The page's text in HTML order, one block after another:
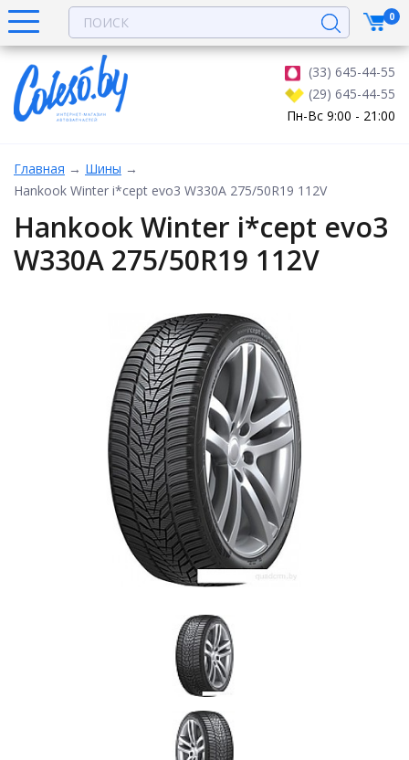
(33) 645-44-55
(29) 645-44-55
Пн-Вс 9:00 - 21:00
0
Главная → Шины →
Hankook Winter i*cept evo3 W330A 275/50R19 112V
Hankook Winter i*cept evo3
W330A 275/50R19 112V